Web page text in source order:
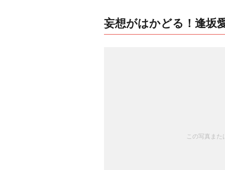
妄想がはかどる！逢坂
この写真ま